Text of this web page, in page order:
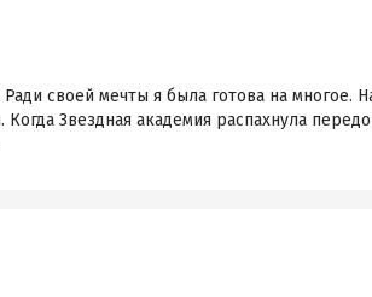
своей мечты я была готова на многое.
Звездная академия распахнула